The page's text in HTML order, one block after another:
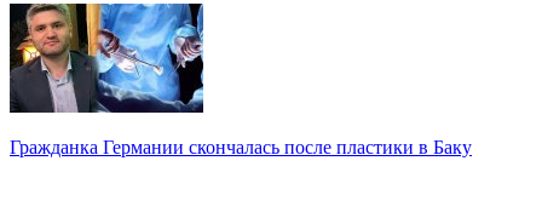
Гражданка Германии скончалась после пластики в Баку